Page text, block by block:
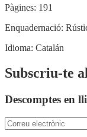
Pàgines: 191
Enquadernació:
Idioma: Catalán
Subscriu-te
Descomptes en